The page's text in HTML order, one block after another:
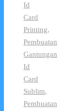
Id
Card
Printing,
Pembuatan
Gantungan
Id
Card
Sublim,
Pembuatan